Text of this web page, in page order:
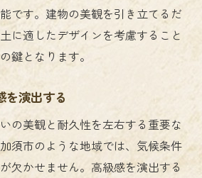
です。建物の美観を引き立てるだ
に適したデザインを考慮すること
鍵となります。
を演出する
の美観と耐久性を左右する重要な
須市のような地域では、気候条件
欠かせません。高級感を演出する